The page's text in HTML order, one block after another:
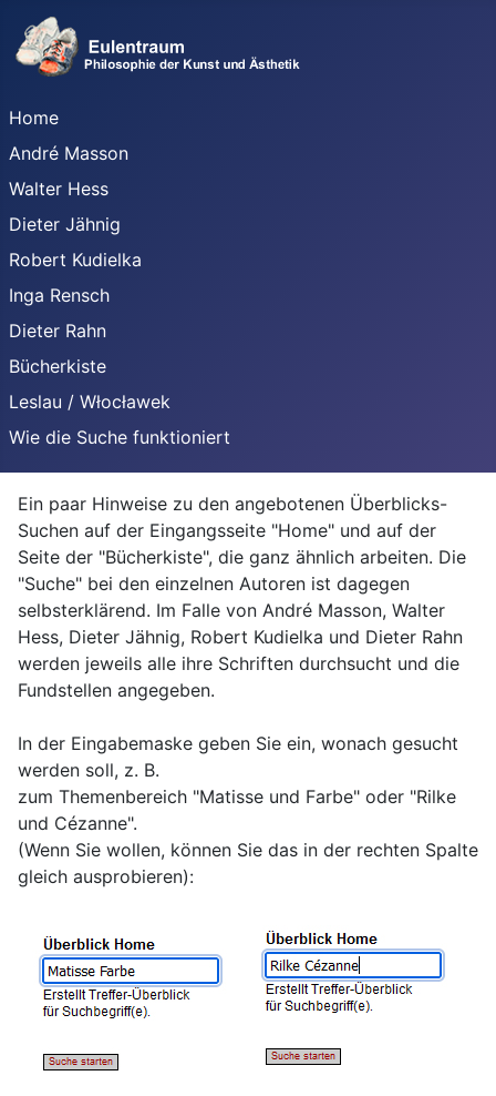
Home
André Masson
Walter Hess
Dieter Jähnig
Robert Kudielka
Inga Rensch
Dieter Rahn
Bücherkiste
Leslau / Włocławek
Wie die Suche funktioniert
Ein paar Hinweise zu den angebotenen Überblicks-
Suchen auf der Eingangsseite "Home" und auf der
Seite der "Bücherkiste", die ganz ähnlich arbeiten. Die
"Suche" bei den einzelnen Autoren ist dagegen
selbsterklärend. Im Falle von André Masson, Walter
Hess, Dieter Jähnig, Robert Kudielka und Dieter Rahn
werden jeweils alle ihre Schriften durchsucht und die
Fundstellen angegeben.
In der Eingabemaske geben Sie ein, wonach gesucht
werden soll, z. B.
zum Themenbereich "Matisse und Farbe" oder "Rilke
und Cézanne".
(Wenn Sie wollen, können Sie das in der rechten Spalte
gleich ausprobieren):